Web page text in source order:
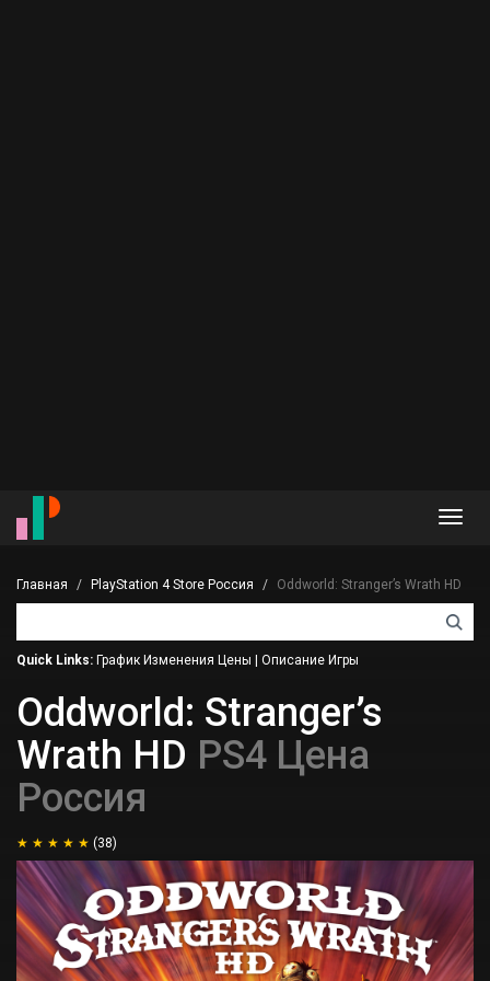
Главная PlayStation 4 Store Россия Oddworld: Stranger’s Wrath HD
Quick Links: График Изменения Цены Описание Игры
Oddworld: Stranger’s
Wrath HD PS4 Цена
Россия
(38)